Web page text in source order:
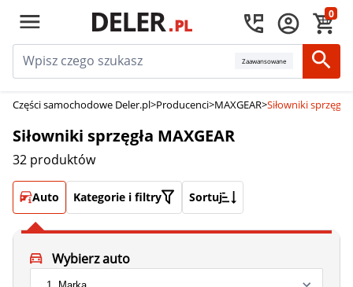
0
Zaawansowane
Części samochodowe Deler.pl>Producenci>MAXGEAR>Siłowniki sprzęgła
Siłowniki sprzęgła MAXGEAR
32 produktów
Auto Kategorie i filtry Sortuj
Wybierz auto